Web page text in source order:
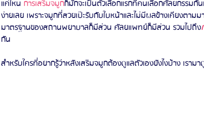
แค่ไหน การเสริมจมูกก็มักจะเป็นตัวเลือกแรกที่คนเลือกศัลยกรรมกั
ง่ายเลย เพราะจมูกที่สวยเป๊ะรับกับใบหน้าและไม่มีผลข้างเคียงตา
มาตรฐานของสถานพยาบาลก็มีส่วน ศัลยแพทย์ก็มีส่วน รวมไปถึง
กัน
สำหรับใครที่อยากรู้ว่าหลังเสริมจมูกต้องดูแลตัวเองยังไงบ้าง เรา